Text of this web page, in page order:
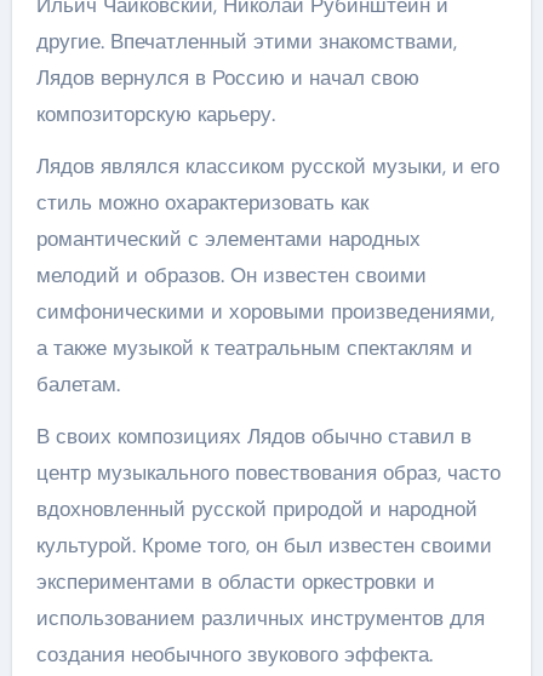
другие. Впечатленный этими знакомствами,
Лядов вернулся в Россию и начал свою
композиторскую карьеру.
Лядов являлся классиком русской музыки, и его
стиль можно охарактеризовать как
романтический с элементами народных
мелодий и образов. Он известен своими
симфоническими и хоровыми произведениями,
а также музыкой к театральным спектаклям и
балетам.
В своих композициях Лядов обычно ставил в
центр музыкального повествования образ, часто
вдохновленный русской природой и народной
культурой. Кроме того, он был известен своими
экспериментами в области оркестровки и
использованием различных инструментов для
создания необычного звукового эффекта.